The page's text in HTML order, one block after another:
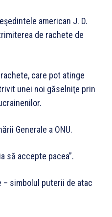
american J. D.
de rachete de
care pot atinge
unei noi găselniţe prin
Generale a ONU.
să accepte pacea”.
– simbolul puterii de atac